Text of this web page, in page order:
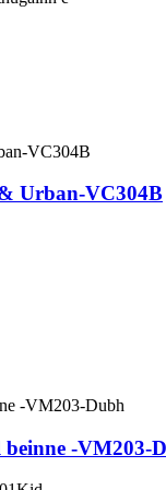
Urban-VC304B
-VM203-